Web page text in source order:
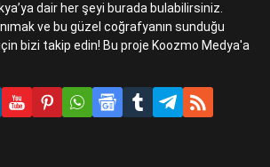
dair her şeyi burada bulabilirsiniz.
ve bu güzel coğrafyanın sunduğu
bizi takip edin! Bu proje Koozmo Medya'a